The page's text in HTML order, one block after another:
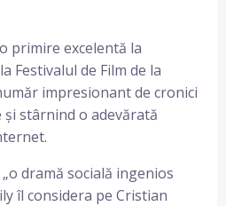
primire excelentă la
Festivalul de Film de la
impresionant de cronici
stârnind o adevărată
dramă socială ingenios
îl considera pe Cristian